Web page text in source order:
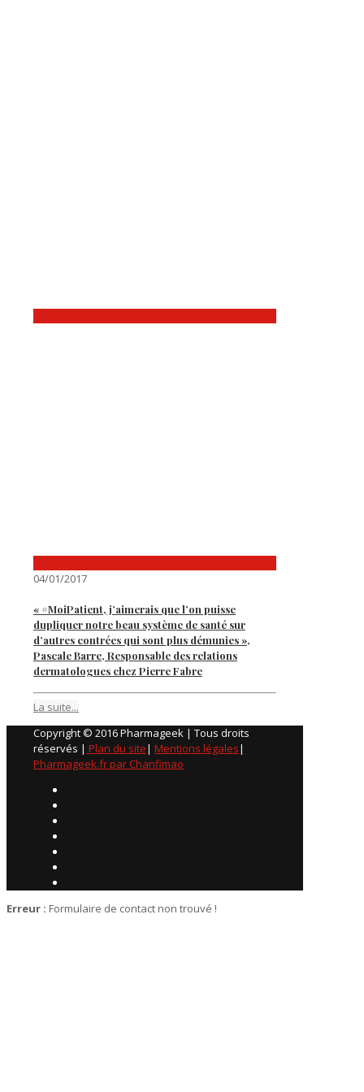
04/01/2017
« #MoiPatient, j’aimerais que l’on puisse
dupliquer notre beau système de santé sur
d’autres contrées qui sont plus démunies »,
Pascale Barre, Responsable des relations
dermatologues chez Pierre Fabre
La suite...
Copyright © 2016 Pharmageek | Tous droits
réservés | Plan du site| Mentions légales|
Pharmageek.fr par Chanfimao
Erreur : Formulaire de contact non trouvé !